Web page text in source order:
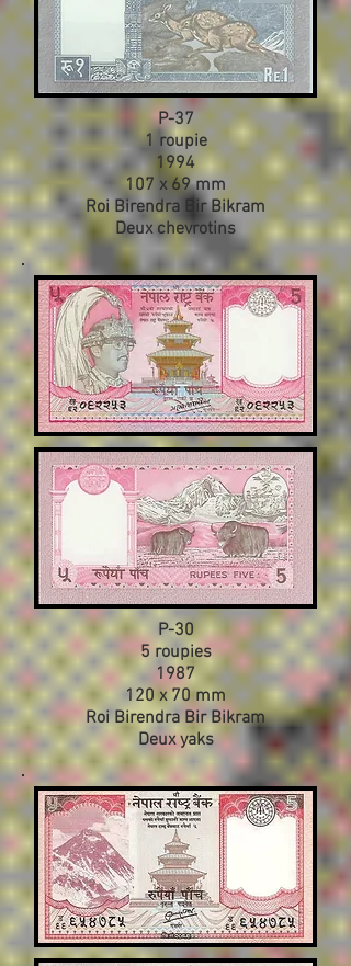
P-37
1 roupie
1994
107 x 69 mm
Roi Birendra Bir Bikram
Deux chevrotins
P-30
5 roupies
1987
120 x 70 mm
Roi Birendra Bir Bikram
Deux yaks